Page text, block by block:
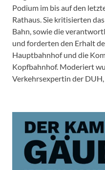
Podium im bis auf den
Rathaus. Sie kritisierten
Bahn, sowie die
und forderten den Erhalt
Hauptbahnhof und die
Kopfbahnhof. Moderiert
Verkehrsexpertin der DUH,